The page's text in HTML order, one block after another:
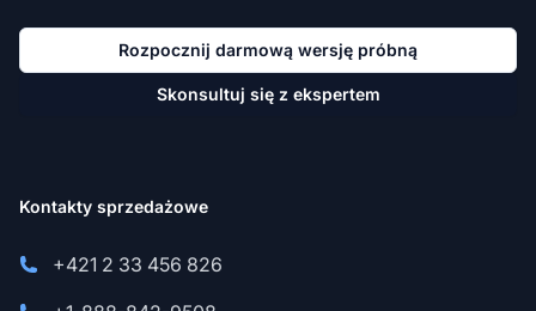
Rozpocznij darmową wersję próbną
Skonsultuj się z ekspertem
Kontakty sprzedażowe
+421 2 33 456 826